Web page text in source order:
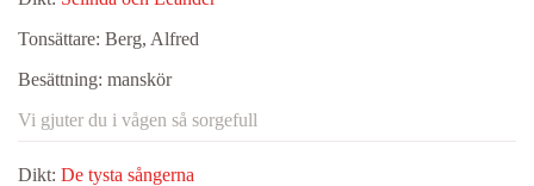
Tonsättare: Berg, Alfred
Besättning: manskör
Vi gjuter du i vågen så sorgefull
Dikt: De tysta sångerna